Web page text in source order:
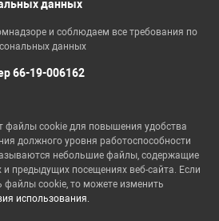
данных
и соблюдаем все требования по
данных
66-19-006162
файлы cookie для повышения удобства
должного уровня работоспособности
небольшие файлы, содержащие
предыдущих посещениях веб-сайта. Если
файлы cookie, то можете изменить
использования.